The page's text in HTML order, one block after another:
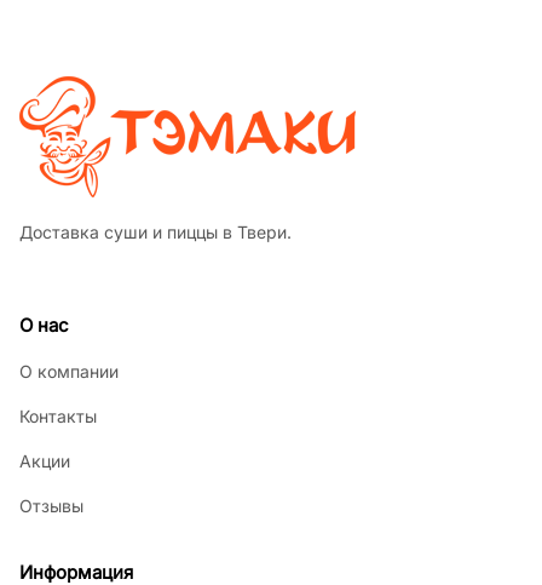
Доставка суши и пиццы в Твери.
О нас
О компании
Контакты
Акции
Отзывы
Информация